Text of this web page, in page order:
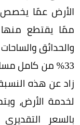
الأرض عمّا
ممّا يقتطع
والحدائق
33% من كامل
زاد عن هذه
لخدمة الأرض،
بالسعر